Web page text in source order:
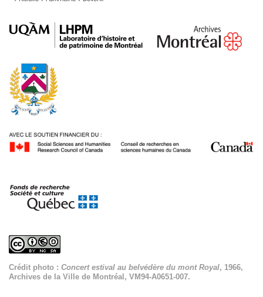
Crédit photo : Concert estival au belvédère du mont Royal, 1966,
Archives de la Ville de Montréal, VM94-A0651-007.